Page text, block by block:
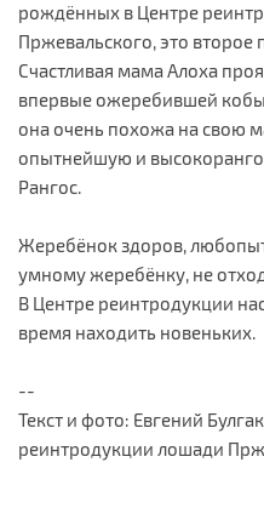
рождённых в Центре
Пржевальского, это
Счастливая мама Алоха
впервые ожеребившей
она очень похожа на свою
опытнейшую и
Рангос.
Жеребёнок здоров,
умному жеребёнку, не
В Центре реинтродукции
время находить новеньких.
--
Текст и фото: Евгений
реинтродукции лошади